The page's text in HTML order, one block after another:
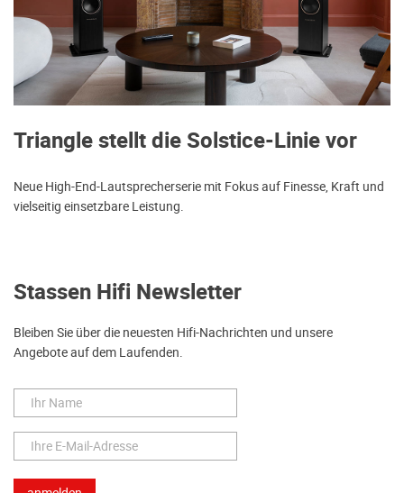
Triangle stellt die Solstice-Linie vor
Neue High-End-Lautsprecherserie mit Fokus auf Finesse, Kraft und
vielseitig einsetzbare Leistung.
Stassen Hifi Newsletter
Bleiben Sie über die neuesten Hifi-Nachrichten und unsere
Angebote auf dem Laufenden.